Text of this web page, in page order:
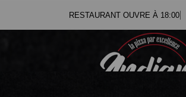
RESTAURANT OU